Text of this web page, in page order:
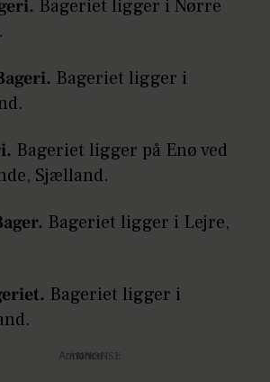
Bageriet ligger i Nørre
Bageriet ligger i
Bageriet ligger på Enø ved
Sjælland.
Bageriet ligger i Lejre,
Bageriet ligger i
Annonce